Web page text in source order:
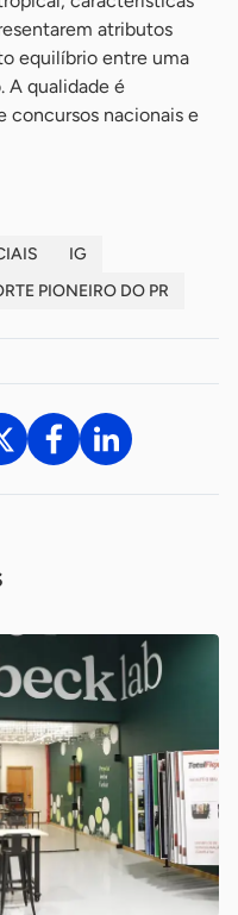
atributos
equilíbrio entre uma
A qualidade é
concursos nacionais e
IG
PIONEIRO DO PR